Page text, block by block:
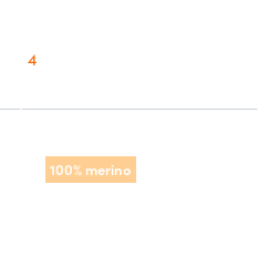
4
100% merino